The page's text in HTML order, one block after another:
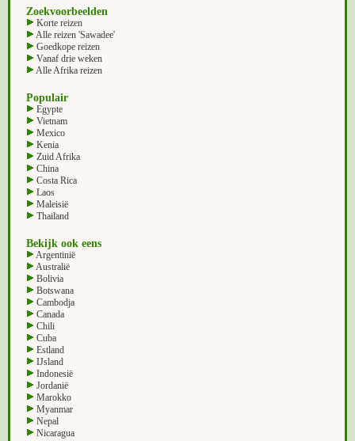
Zoekvoorbeelden
Korte reizen
Alle reizen 'Sawadee'
Goedkope reizen
Vanaf drie weken
Alle Afrika reizen
Populair
Egypte
Vietnam
Mexico
Kenia
Zuid Afrika
China
Costa Rica
Laos
Maleisië
Thailand
Bekijk ook eens
Argentinië
Australië
Bolivia
Botswana
Cambodja
Canada
Chili
Cuba
Estland
IJsland
Indonesië
Jordanië
Marokko
Myanmar
Nepal
Nicaragua